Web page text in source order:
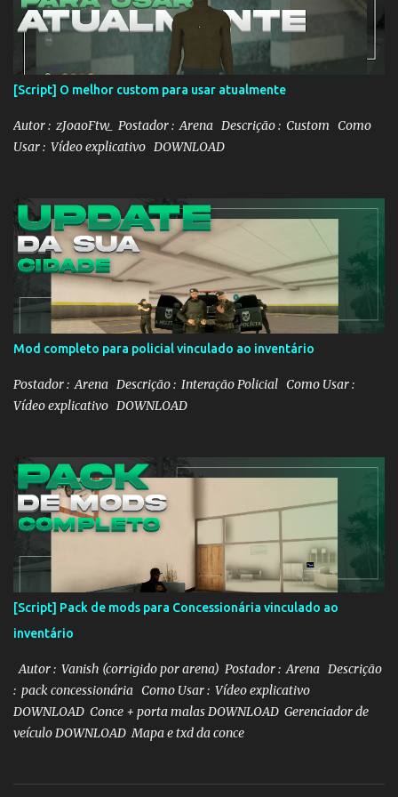
á
r
[Script] O melhor custom para usar atualmente
Autor : zJoaoFtw_ Postador : Arena Descrição : Custom Como
Usar : Vídeo explicativo DOWNLOAD
Mod completo para policial vinculado ao inventário
Postador : Arena Descrição : Interação Policial Como Usar :
Vídeo explicativo DOWNLOAD
[Script] Pack de mods para Concessionária vinculado ao
inventário
Autor : Vanish (corrigido por arena) Postador : Arena Descrição
: pack concessionária Como Usar : Vídeo explicativo
DOWNLOAD Conce + porta malas DOWNLOAD Gerenciador de
veículo DOWNLOAD Mapa e txd da conce